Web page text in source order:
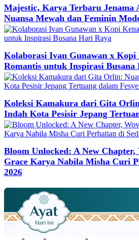
Majestic, Karya Terbaru Jenama
Nuansa Mewah dan Feminin
Kolaborasi Ivan Gunawan x Kopi
Romantis untuk Inspirasi Busana
Koleksi Kamakura dari Gita
Indah Kota Pesisir Jepang
Bloom Unlocked: A New
Grace Karya Nabila Misha Curi
2026